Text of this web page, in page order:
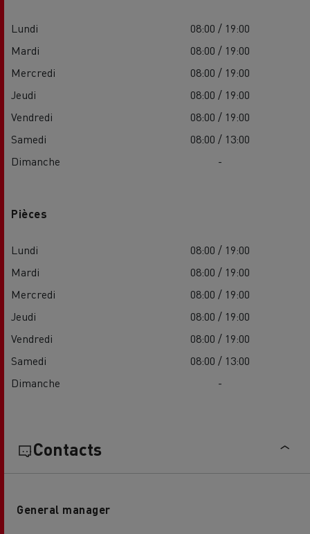
Lundi
08:00 / 19:00
Mardi
08:00 / 19:00
Mercredi
08:00 / 19:00
Jeudi
08:00 / 19:00
Vendredi
08:00 / 19:00
Samedi
08:00 / 13:00
Dimanche
-
Pièces
Lundi
08:00 / 19:00
Mardi
08:00 / 19:00
Mercredi
08:00 / 19:00
Jeudi
08:00 / 19:00
Vendredi
08:00 / 19:00
Samedi
08:00 / 13:00
Dimanche
-
Contacts
General manager